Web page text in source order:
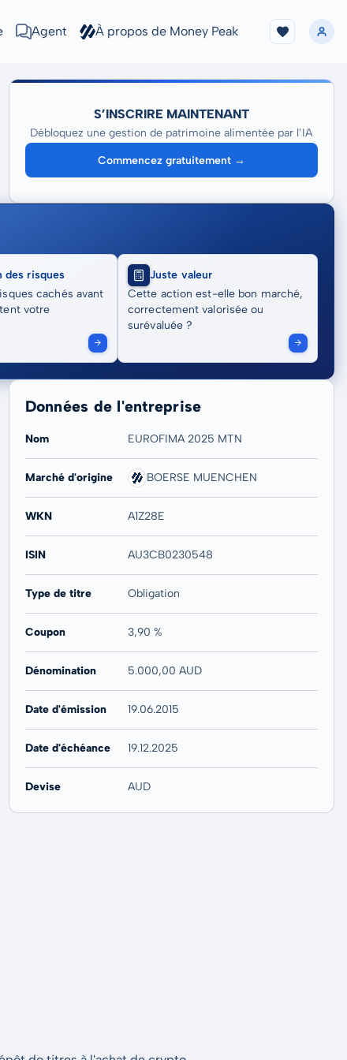
Agent À propos de Money Peak
S’INSCRIRE MAINTENANT
Débloquez une gestion de patrimoine alimentée par l’IA
Commencez gratuitement →
des risques
cachés avant
votre
Juste valeur
Cette action est-elle bon marché,
correctement valorisée ou
surévaluée ?
-
Données de l'entreprise
Nom EUROFIMA 2025 MTN
Marché d'origine BOERSE MUENCHEN
WKN A1Z28E
ISIN AU3CB0230548
Type de titre Obligation
Coupon 3,90 %
Dénomination 5.000,00 AUD
Date d'émission 19.06.2015
Date d'échéance 19.12.2025
Devise AUD